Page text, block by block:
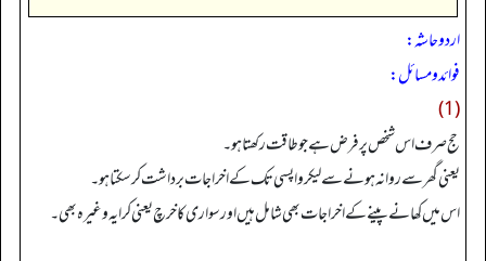
اردو حاشہ:
فوائد و مسائل:
(1)
حج صرف اس شخص پر فرض ہے جو طاقت رکھتا ہو۔
یعنی گھر سے روانہ ہونے سے لیکر واپسی تک کے اخراجات برداشت کر سکتا ہو۔
اس میں کھانے پینے کے اخراجات بھی شامل ہیں اور سواری کا خرچ یعنی کرایہ وغیرہ بھی۔